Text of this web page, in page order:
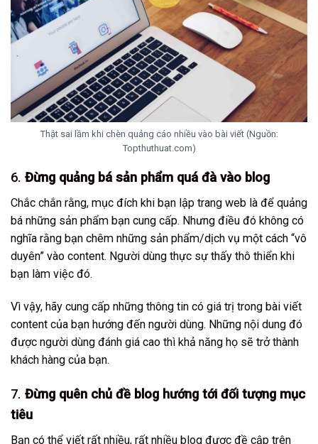
Thật sai lầm khi chèn quảng cáo nhiều vào bài viết (Nguồn:
Topthuthuat.com)
6. Đừng quảng bá sản phẩm quá đà vào blog
Chắc chắn rằng, mục đích khi bạn lập trang web là để quảng
bá những sản phẩm bạn cung cấp. Nhưng điều đó không có
nghĩa rằng bạn chêm những sản phẩm/dịch vụ một cách “vô
duyên” vào content. Người dùng thực sự thấy thô thiển khi
bạn làm việc đó.
Vì vậy, hãy cung cấp những thông tin có giá trị trong bài viết
content của bạn hướng đến người dùng. Những nội dung đó
được người dùng đánh giá cao thì khả năng họ sẽ trở thành
khách hàng của bạn.
7. Đừng quên chủ đề blog hướng tới đối tượng mục
tiêu
Bạn có thể viết rất nhiều, rất nhiều blog được đề cập trên